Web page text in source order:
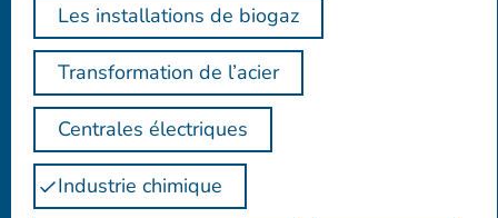
Les installations de biogaz
Transformation de l’acier
Centrales électriques
Industrie chimique